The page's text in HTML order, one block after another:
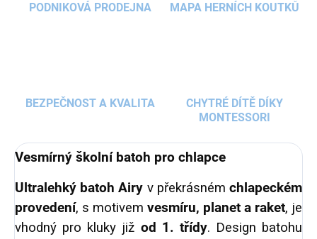
PODNIKOVÁ PRODEJNA MAPA HERNÍCH KOUTKŮ
BEZPEČNOST A KVALITA
CHYTRÉ DÍTĚ DÍKY
MONTESSORI
Vesmírný školní batoh pro chlapce
Ultralehký batoh Airy v překrásném chlapeckém
provedení, s motivem vesmíru, planet a raket, je
vhodný pro kluky již od 1. třídy. Design batohu